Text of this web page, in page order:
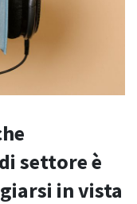
settore è
in vista